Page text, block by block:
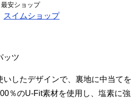
最安ショップ
スイムショップ
ッツ
いしたデザインで、裏地に中当てを
％のU-Fit素材を使用し、塩素に強